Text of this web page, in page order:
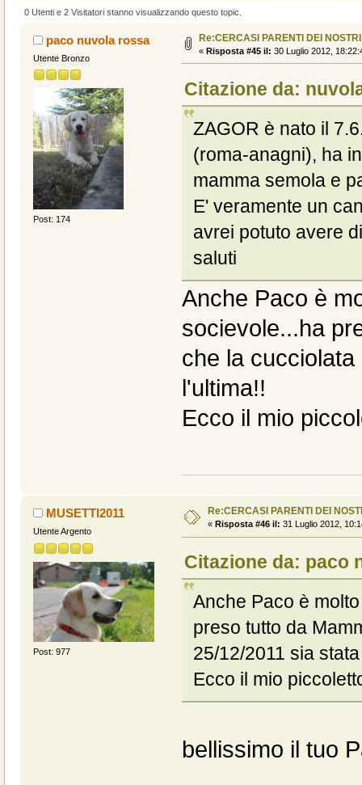
0 Utenti e 2 Visitatori stanno visualizzando questo topic.
paco nuvola rossa
Utente Bronzo
Post: 174
Re:CERCASI PARENTI DEI
« Risposta #45 il: 30 Luglio 2012,
Citazione da:
ZAGOR è nato il
(roma-anagni), ha
mamma semola e
E' veramente un
avrei potuto avere
saluti
Anche Paco è
socievole...ha
che la
l'ultima!!
Ecco il mio
MUSETTI2011
Utente Argento
Post: 977
Re:CERCASI PARENTI DEI
« Risposta #46 il: 31 Luglio 2012,
Citazione da: paco
Anche Paco è
preso tutto da
25/12/2011 sia
Ecco il mio
bellissimo il tuo